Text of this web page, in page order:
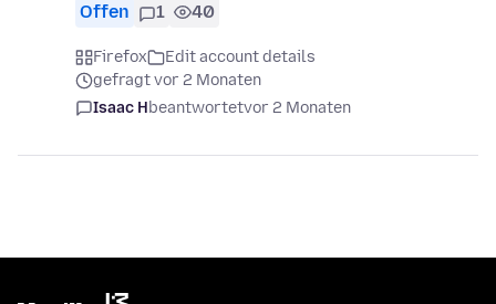
Offen 1 40
Firefox
Edit account details
gefragt vor 2 Monaten
Isaac Hbeantwortetvor 2 Monaten